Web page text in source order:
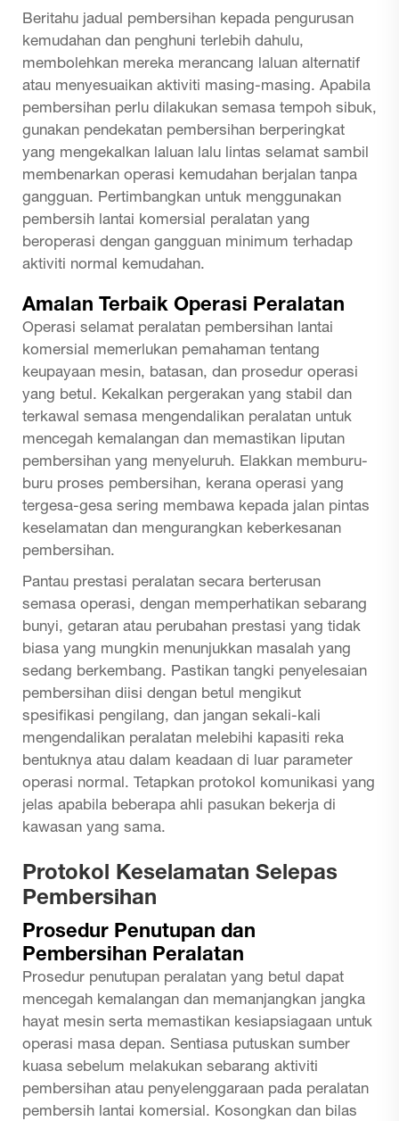
Beritahu jadual pembersihan kepada pengurusan
kemudahan dan penghuni terlebih dahulu,
membolehkan mereka merancang laluan alternatif
atau menyesuaikan aktiviti masing-masing. Apabila
pembersihan perlu dilakukan semasa tempoh sibuk,
gunakan pendekatan pembersihan berperingkat
yang mengekalkan laluan lalu lintas selamat sambil
membenarkan operasi kemudahan berjalan tanpa
gangguan. Pertimbangkan untuk menggunakan
pembersih lantai komersial peralatan yang
beroperasi dengan gangguan minimum terhadap
aktiviti normal kemudahan.
Amalan Terbaik Operasi Peralatan
Operasi selamat peralatan pembersihan lantai
komersial memerlukan pemahaman tentang
keupayaan mesin, batasan, dan prosedur operasi
yang betul. Kekalkan pergerakan yang stabil dan
terkawal semasa mengendalikan peralatan untuk
mencegah kemalangan dan memastikan liputan
pembersihan yang menyeluruh. Elakkan memburu-
buru proses pembersihan, kerana operasi yang
tergesa-gesa sering membawa kepada jalan pintas
keselamatan dan mengurangkan keberkesanan
pembersihan.
Pantau prestasi peralatan secara berterusan
semasa operasi, dengan memperhatikan sebarang
bunyi, getaran atau perubahan prestasi yang tidak
biasa yang mungkin menunjukkan masalah yang
sedang berkembang. Pastikan tangki penyelesaian
pembersihan diisi dengan betul mengikut
spesifikasi pengilang, dan jangan sekali-kali
mengendalikan peralatan melebihi kapasiti reka
bentuknya atau dalam keadaan di luar parameter
operasi normal. Tetapkan protokol komunikasi yang
jelas apabila beberapa ahli pasukan bekerja di
kawasan yang sama.
Protokol Keselamatan Selepas
Pembersihan
Prosedur Penutupan dan
Pembersihan Peralatan
Prosedur penutupan peralatan yang betul dapat
mencegah kemalangan dan memanjangkan jangka
hayat mesin serta memastikan kesiapsiagaan untuk
operasi masa depan. Sentiasa putuskan sumber
kuasa sebelum melakukan sebarang aktiviti
pembersihan atau penyelenggaraan pada peralatan
pembersih lantai komersial. Kosongkan dan bilas